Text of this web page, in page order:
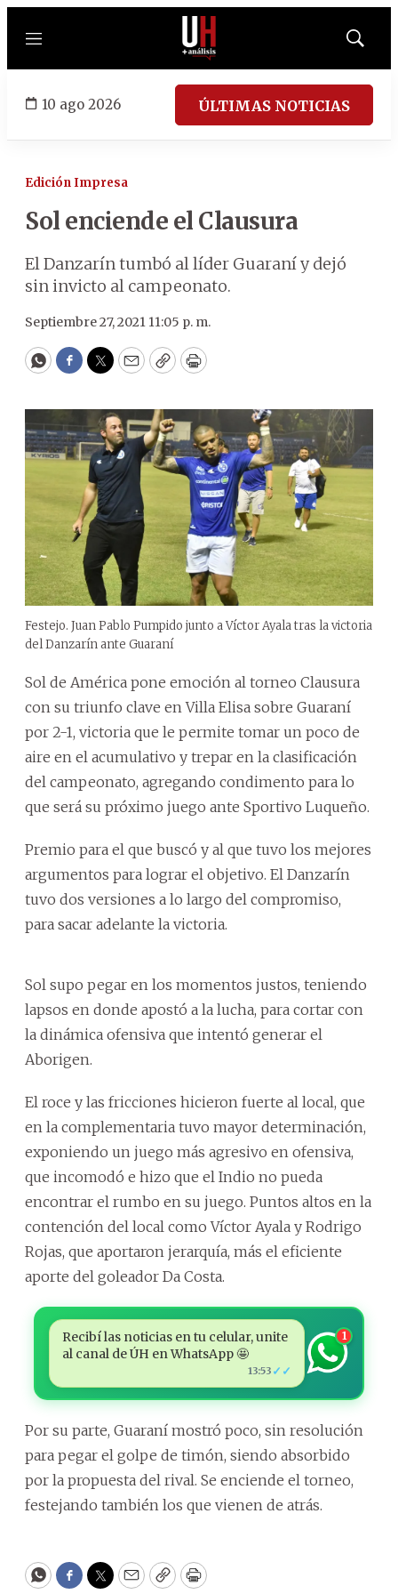
Menú
Mostrar
10 ago 2026 ÚLTIMAS NOTICIAS
Edición Impresa
Sol enciende el Clausura
El Danzarín tumbó al líder Guaraní y dejó
sin invicto al campeonato.
Septiembre 27, 2021 11:05 p. m.
WhatsApp
Facebook
Twitter
EmailCopyPrint
Festejo. Juan Pablo Pumpido junto a Víctor Ayala tras la victoria
del Danzarín ante Guaraní
Sol de América pone emoción al torneo Clausura
con su triunfo clave en Villa Elisa sobre Guaraní
por 2-1, victoria que le permite tomar un poco de
aire en el acumulativo y trepar en la clasificación
del campeonato, agregando condimento para lo
que será su próximo juego ante Sportivo Luqueño.
Premio para el que buscó y al que tuvo los mejores
argumentos para lograr el objetivo. El Danzarín
tuvo dos versiones a lo largo del compromiso,
para sacar adelante la victoria.
Sol supo pegar en los momentos justos, teniendo
lapsos en donde apostó a la lucha, para cortar con
la dinámica ofensiva que intentó generar el
Aborigen.
El roce y las fricciones hicieron fuerte al local, que
en la complementaria tuvo mayor determinación,
exponiendo un juego más agresivo en ofensiva,
que incomodó e hizo que el Indio no pueda
encontrar el rumbo en su juego. Puntos altos en la
contención del local como Víctor Ayala y Rodrigo
Rojas, que aportaron jerarquía, más el eficiente
aporte del goleador Da Costa.
Recibí las noticias en tu celular, unite
al canal de ÚH en WhatsApp 🤩
13:53 ✓✓
1
Por su parte, Guaraní mostró poco, sin resolución
para pegar el golpe de timón, siendo absorbido
por la propuesta del rival. Se enciende el torneo,
festejando también los que vienen de atrás.
WhatsApp
Facebook
Twitter
EmailCopyPrint